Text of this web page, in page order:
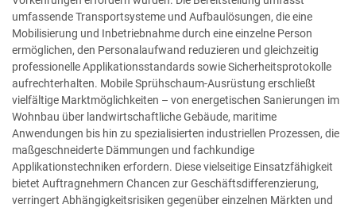
umfassende Transportsysteme und Aufbaulösungen, die eine
Mobilisierung und Inbetriebnahme durch eine einzelne Person
ermöglichen, den Personalaufwand reduzieren und gleichzeitig
professionelle Applikationsstandards sowie Sicherheitsprotokolle
aufrechterhalten. Mobile Sprühschaum-Ausrüstung erschließt
vielfältige Marktmöglichkeiten – von energetischen Sanierungen im
Wohnbau über landwirtschaftliche Gebäude, maritime
Anwendungen bis hin zu spezialisierten industriellen Prozessen, die
maßgeschneiderte Dämmungen und fachkundige
Applikationstechniken erfordern. Diese vielseitige Einsatzfähigkeit
bietet Auftragnehmern Chancen zur Geschäftsdifferenzierung,
verringert Abhängigkeitsrisiken gegenüber einzelnen Märkten und